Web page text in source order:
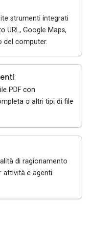
strumenti integrati
URL, Google Maps,
del computer.
PDF con
o altri tipi di file
di ragionamento
attività e agenti